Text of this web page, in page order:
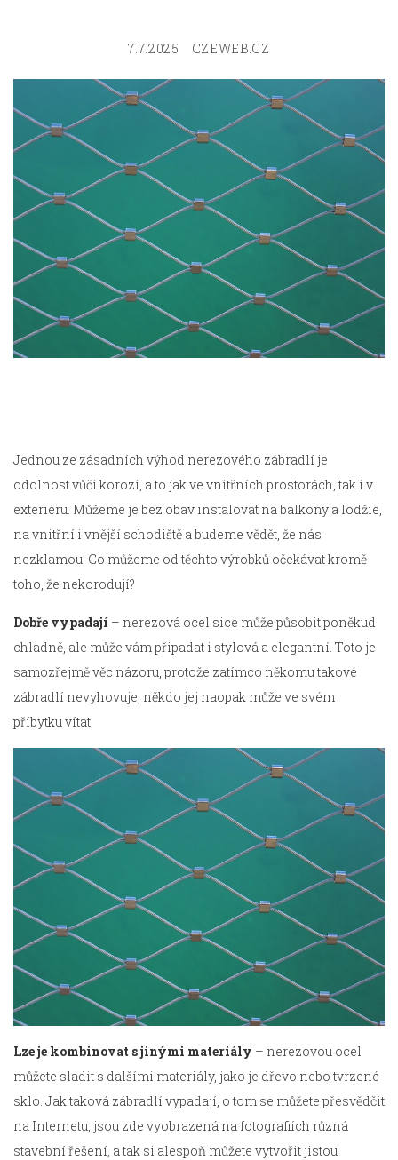
7.7.2025 CZEWEB.CZ
Jednou ze zásadních výhod nerezového zábradlí je
odolnost vůči korozi, a to jak ve vnitřních prostorách, tak i v
exteriéru. Můžeme je bez obav instalovat na balkony a lodžie,
na vnitřní i vnější schodiště a budeme vědět, že nás
nezklamou. Co můžeme od těchto výrobků očekávat kromě
toho, že nekorodují?
Dobře vypadají – nerezová ocel sice může působit poněkud
chladně, ale může vám připadat i stylová a elegantní. Toto je
samozřejmě věc názoru, protože zatímco někomu takové
zábradlí nevyhovuje, někdo jej naopak může ve svém
příbytku vítat.
Lze je kombinovat s jinými materiály – nerezovou ocel
můžete sladit s dalšími materiály, jako je dřevo nebo tvrzené
sklo. Jak taková zábradlí vypadají, o tom se můžete přesvědčit
na Internetu, jsou zde vyobrazená na fotografiích různá
stavební řešení, a tak si alespoň můžete vytvořit jistou